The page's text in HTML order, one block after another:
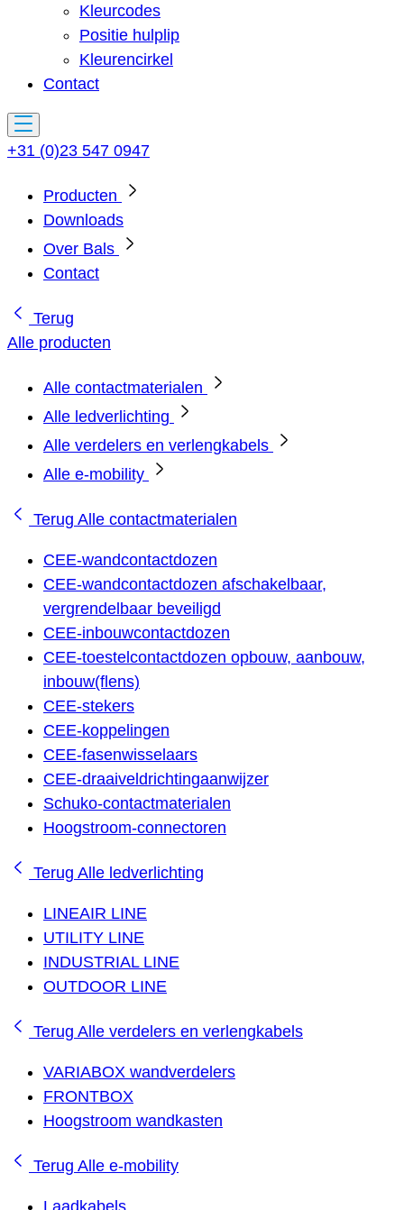
Kleurcodes
Positie hulplip
Kleurencirkel
Contact
+31 (0)23 547 0947
Producten
Downloads
Over Bals
Contact
Terug
Alle producten
Alle contactmaterialen
Alle ledverlichting
Alle verdelers en verlengkabels
Alle e-mobility
Terug Alle contactmaterialen
CEE-wandcontactdozen
CEE-wandcontactdozen afschakelbaar,
vergrendelbaar beveiligd
CEE-inbouwcontactdozen
CEE-toestelcontactdozen opbouw, aanbouw,
inbouw(flens)
CEE-stekers
CEE-koppelingen
CEE-fasenwisselaars
CEE-draaiveldrichtingaanwijzer
Schuko-contactmaterialen
Hoogstroom-connectoren
Terug Alle ledverlichting
LINEAIR LINE
UTILITY LINE
INDUSTRIAL LINE
OUTDOOR LINE
Terug Alle verdelers en verlengkabels
VARIABOX wandverdelers
FRONTBOX
Hoogstroom wandkasten
Terug Alle e-mobility
Laadkabels